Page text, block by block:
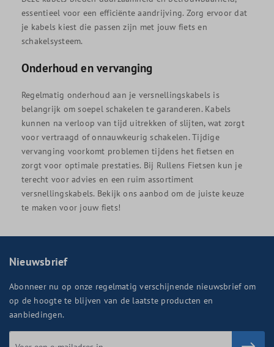
essentieel voor een efficiënte aandrijving. Zorg ervoor dat
je kabels kiest die passen zijn met jouw fiets en
schakelsysteem.
Onderhoud en vervanging
Regelmatig onderhoud aan je versnellingskabels is
belangrijk om soepel schakelen te garanderen. Kabels
kunnen na verloop van tijd uitrekken of slijten, wat zorgt
voor vertraagd of onnauwkeurig schakelen. Tijdige
vervanging voorkomt problemen tijdens het fietsen en
zorgt voor optimale prestaties. Bij Rullens Fietsen kun je
terecht voor advies en een ruim assortiment
versnellingskabels. Bekijk ons aanbod om de juiste keuze
te maken voor jouw fiets!
Nieuwsbrief
Abonneer nu op onze regelmatig verschijnende nieuwsbrief om
op de hoogte te blijven van de laatste producten en
aanbiedingen.